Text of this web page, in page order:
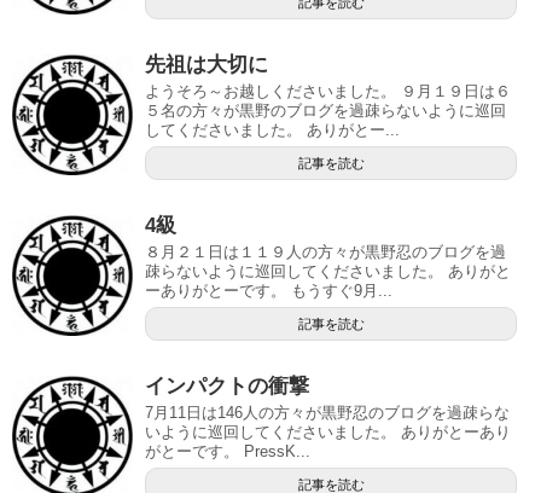
先祖は大切に
ようそろ～お越しくださいました。 ９月１９日は６
５名の方々が黒野のブログを過疎らないように巡回
してくださいました。 ありがとー...
記事を読む
4級
８月２１日は１１９人の方々が黒野忍のブログを過
疎らないように巡回してくださいました。 ありがと
ーありがとーです。 もうすぐ9月...
記事を読む
インパクトの衝撃
7月11日は146人の方々が黒野忍のブログを過疎らな
いように巡回してくださいました。 ありがとーあり
がとーです。 PressK...
記事を読む